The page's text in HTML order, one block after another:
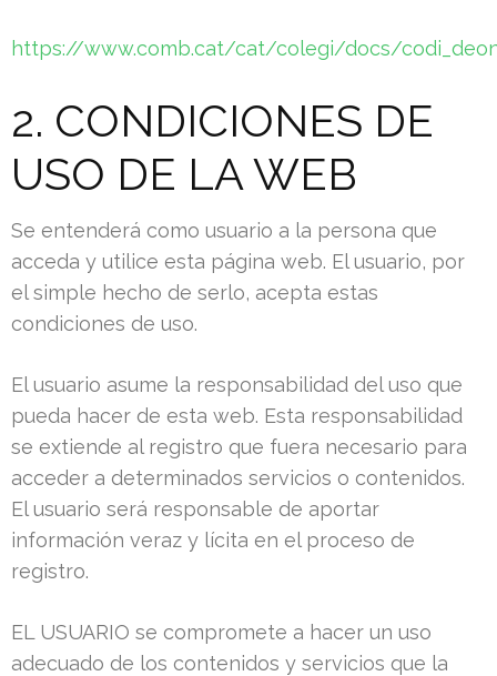
https://www.comb.cat/cat/colegi/docs/
2. CONDICIONES DE
USO DE LA WEB
Se entenderá como usuario a la persona que
acceda y utilice esta página web. El usuario, por
el simple hecho de serlo, acepta estas
condiciones de uso.
El usuario asume la responsabilidad del uso que
pueda hacer de esta web. Esta responsabilidad
se extiende al registro que fuera necesario para
acceder a determinados servicios o contenidos.
El usuario será responsable de aportar
información veraz y lícita en el proceso de
registro.
EL USUARIO se compromete a hacer un uso
adecuado de los contenidos y servicios que la